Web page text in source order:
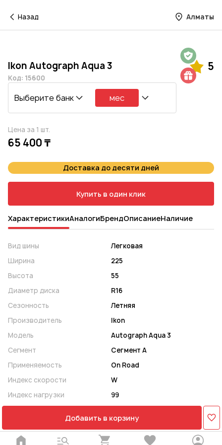
Назад Алматы
Ikon Autograph Aqua 3 5
Код: 15600
Выберите банк мес
Цена за 1 шт.
65 400 ₸
Доставка до десяти дней
Купить в один клик
ХарактеристикиАналогиБрендОписаниеНаличие
Вид шины
Легковая
Ширина
225
Высота
55
Диаметр диска
R16
Сезонность
Летняя
Производитель
Ikon
Модель
Autograph Aqua 3
Сегмент
Сегмент A
Применяемость
On Road
Индекс скорости
W
Индекс нагрузки
99
Добавить в корзину